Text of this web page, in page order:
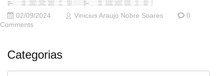
02/09/2024 Vinicius Araujo Nobre Soares
0
Comments
Categorias